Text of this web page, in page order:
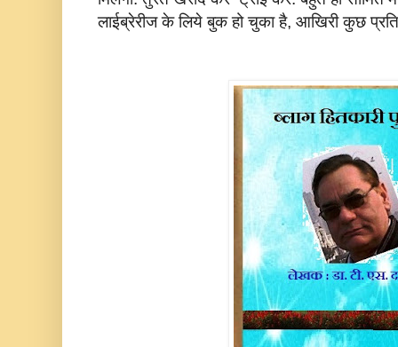
लाईब्रेरीज के लिये बुक हो चुका है, आखिरी कुछ